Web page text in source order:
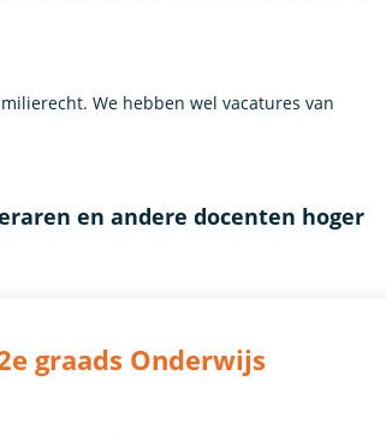
We hebben wel vacatures van
en andere docenten hoger
graads Onderwijs